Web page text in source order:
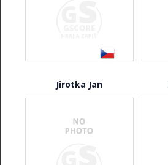
Jirotka Jan